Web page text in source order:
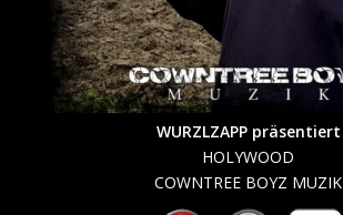
WURZLZAPP präsentiert
HOLYWOOD
COWNTREE BOYZ MUZIK